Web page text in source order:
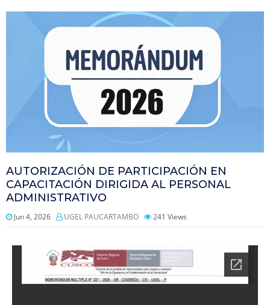
AUTORIZACIÓN DE PARTICIPACIÓN EN
CAPACITACIÓN DIRIGIDA AL PERSONAL
ADMINISTRATIVO
Jun 4, 2026 UGEL PAUCARTAMBO 241 Views